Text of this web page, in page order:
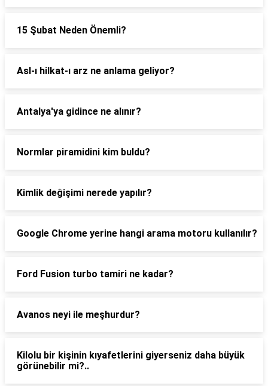
15 Şubat Neden Önemli?
Asl-ı hilkat-ı arz ne anlama geliyor?
Antalya'ya gidince ne alınır?
Normlar piramidini kim buldu?
Kimlik değişimi nerede yapılır?
Google Chrome yerine hangi arama motoru kullanılır?
Ford Fusion turbo tamiri ne kadar?
Avanos neyi ile meşhurdur?
Kilolu bir kişinin kıyafetlerini giyerseniz daha büyük
görünebilir mi?..